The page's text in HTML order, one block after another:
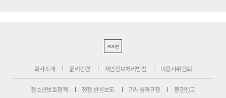
PC버전
회사소개 윤리강령 개인정보처리방침 이용자위원회
청소년보호정책 정정·반론보도 기사심의규정 불편신고